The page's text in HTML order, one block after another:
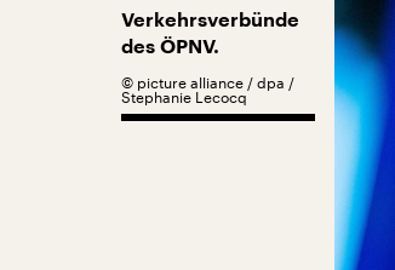
Verkehrsverbünde
des ÖPNV.
© picture alliance / dpa /
Stephanie Lecocq